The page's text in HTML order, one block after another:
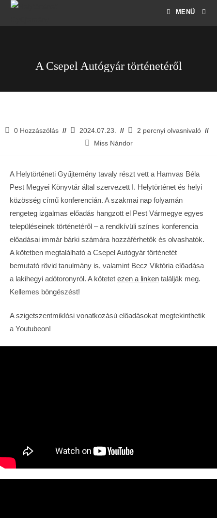
MENÜ
A Csepel Autógyár történetéről
0 Hozzászólás 2024.07.23.
2 percnyi olvasnivaló
Miss Nándor
A Helytörténeti Gyűjtemény tavaly részt vett a Hamvas Béla
Pest Megyei Könyvtár által szervezett I. Helytörténet és helyi
közösség című konferencián. A szakmai nap folyamán
rengeteg izgalmas előadás hangzott el Pest Vármegye egyes
településeinek történetéről – a rendkívüli színes konferencia
előadásai immár bárki számára hozzáférhetők és olvashatók.
A kötetben megtalálható a Csepel Autógyár történetét
bemutató rövid tanulmány is, valamint Becz Viktória előadása
a lakihegyi adótoronyról. A kötetet ezen a linken találják meg.
Kellemes böngészést!
A szigetszentmiklósi vonatkozású előadásokat megtekinthetik
a Youtubeon!